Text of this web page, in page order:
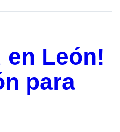
en León!
para